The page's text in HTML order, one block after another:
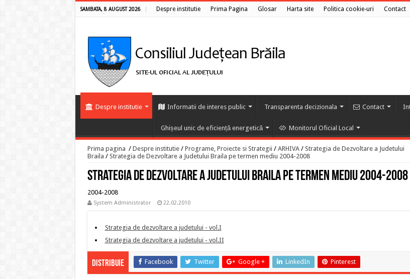
SAMBATA, 8 AUGUST 2026 Despre institutie Prima Pagina Glosar Harta site Politica cookie-uri Contact
Despre institutie Informatii de interes public Transparenta decizionala Contact
Ghișeul unic de eficiență energetică Monitorul Oficial Local
Prima pagina / Despre institutie / Programe, Proiecte si Strategii / ARHIVA / Strategia de Dezvoltare a Judetului
Braila / Strategia de Dezvoltare a Judetului Braila pe termen mediu 2004-2008
Strategia de Dezvoltare a Judetului Braila pe termen mediu 2004-2008
2004-2008
System Administrator 22.02.2010
Strategia de dezvoltare a judetului - vol.I
Strategia de dezvoltare a judetului - vol.II
Distribuie Facebook Twitter Google + LinkedIn Pinterest